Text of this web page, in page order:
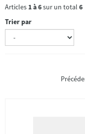
Articles 1à6sur un total 6
Trier par